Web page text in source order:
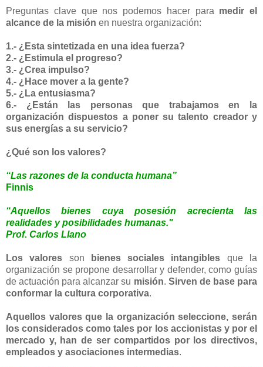
Preguntas clave que nos podemos hacer para medir el
alcance de la misión en nuestra organización:
1.- ¿Esta sintetizada en una idea fuerza?
2.- ¿Estimula el progreso?
3.- ¿Crea impulso?
4.- ¿Hace mover a la gente?
5.- ¿La entusiasma?
6.- ¿Están las personas que trabajamos en la
organización dispuestos a poner su talento creador y
sus energías a su servicio?
¿Qué son los valores?
“Las razones de la conducta humana”
Finnis
“Aquellos bienes cuya posesión acrecienta las
realidades y posibilidades humanas."
Prof. Carlos Llano
Los valores son bienes sociales intangibles que la
organización se propone desarrollar y defender, como guías
de actuación para alcanzar su misión. Sirven de base para
conformar la cultura corporativa.
Aquellos valores que la organización seleccione, serán
los considerados como tales por los accionistas y por el
mercado y, han de ser compartidos por los directivos,
empleados y asociaciones intermedias.